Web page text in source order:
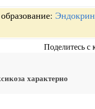
Поделитесь с
характерно